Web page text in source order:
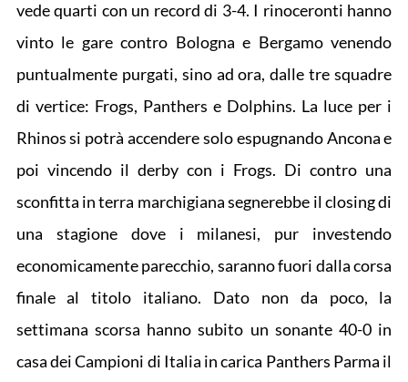
vede quarti con un record di 3-4. I rinoceronti hanno
vinto le gare contro Bologna e Bergamo venendo
puntualmente purgati, sino ad ora, dalle tre squadre
di vertice: Frogs, Panthers e Dolphins. La luce per i
Rhinos si potrà accendere solo espugnando Ancona e
poi vincendo il derby con i Frogs. Di contro una
sconfitta in terra marchigiana segnerebbe il closing di
una stagione dove i milanesi, pur investendo
economicamente parecchio, saranno fuori dalla corsa
finale al titolo italiano. Dato non da poco, la
settimana scorsa hanno subito un sonante 40-0 in
casa dei Campioni di Italia in carica Panthers Parma il